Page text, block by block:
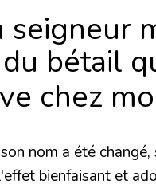
seigneur
bétail
chez
nom a été
bienfaisant et